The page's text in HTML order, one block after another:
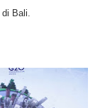
di Bali.